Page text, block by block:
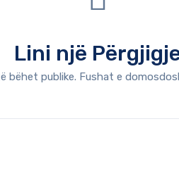
Lini një
bëhet publike. Fushat e